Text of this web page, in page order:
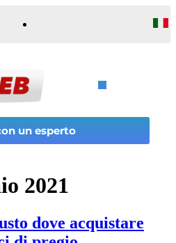
un esperto
2021
dove acquistare